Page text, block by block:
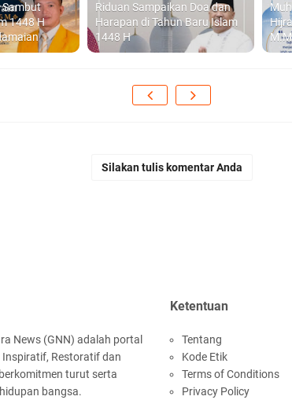
Sambut
1448 H
Riduan Sampaikan Doa dan
Harapan di Tahun Baru Islam
1448 H
Silakan tulis komentar Anda
News (GNN) adalah portal
Inspiratif, Restoratif dan
turut serta
bangsa.
Ketentuan
Tentang
Kode Etik
Terms of Conditions
Privacy Policy